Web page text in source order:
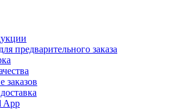
предварительного заказа
заказов
App